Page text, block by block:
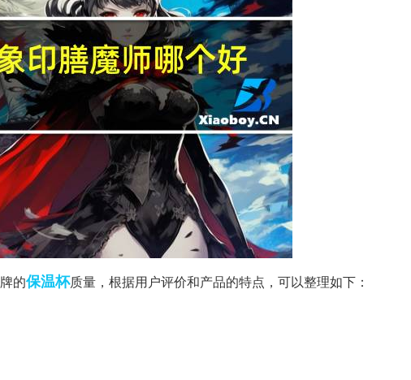
的保温杯质量，根据用户评价和产品的特点，可以整理如下：